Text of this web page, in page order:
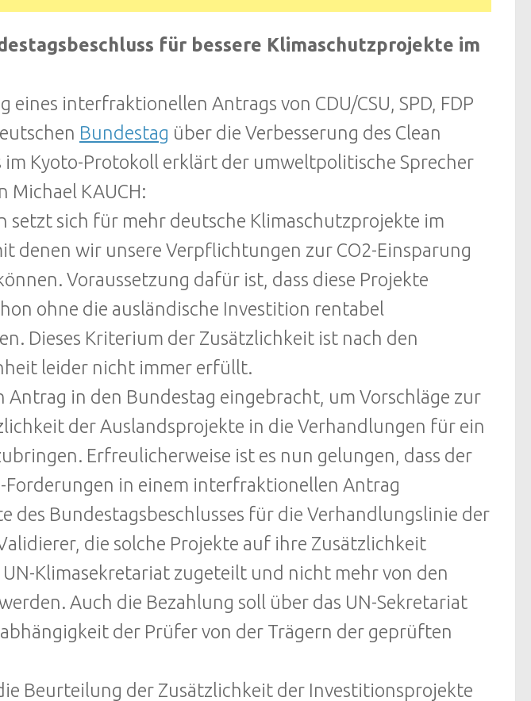
für bessere Klimaschutzprojekte im
eines interfraktionellen Antrags von CDU/CSU, SPD, FDP
Bundestag über die Verbesserung des Clean
im Kyoto-Protokoll erklärt der umweltpolitische Sprecher
Michael KAUCH:
setzt sich für mehr deutsche Klimaschutzprojekte im
denen wir unsere Verpflichtungen zur CO2-Einsparung
Voraussetzung dafür ist, dass diese Projekte
ohne die ausländische Investition rentabel
Dieses Kriterium der Zusätzlichkeit ist nach den
leider nicht immer erfüllt.
Antrag in den Bundestag eingebracht, um Vorschläge zur
der Auslandsprojekte in die Verhandlungen für ein
Erfreulicherweise ist es nun gelungen, dass der
Forderungen in einem interfraktionellen Antrag
des Bundestagsbeschlusses für die Verhandlungslinie der
die solche Projekte auf ihre Zusätzlichkeit
Klimasekretariat zugeteilt und nicht mehr von den
Auch die Bezahlung soll über das UN-Sekretariat
der Prüfer von der Trägern der geprüften
Beurteilung der Zusätzlichkeit der Investitionsprojekte